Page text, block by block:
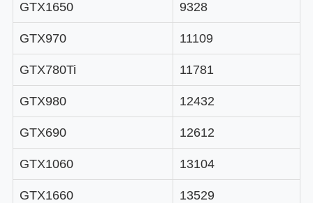
GTX1650 9328
GTX970 11109
GTX780Ti 11781
GTX980 12432
GTX690 12612
GTX1060 13104
GTX1660 13529